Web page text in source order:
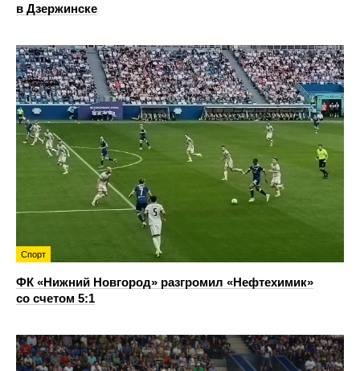
в Дзержинске
Спорт
ФК «Нижний Новгород» разгромил «Нефтехимик»
со счетом 5:1